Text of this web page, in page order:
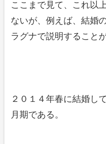
ここまで見て、これ以
ないが、例えば、結婚
ラグナで説明すること
２０１４年春に結婚し
月期である。